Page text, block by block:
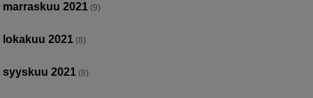
marraskuu 2021 (9)
lokakuu 2021 (8)
syyskuu 2021 (8)